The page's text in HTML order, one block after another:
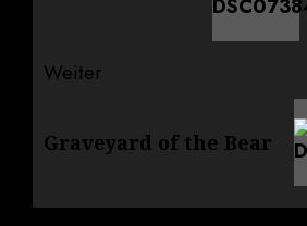
Weiter
Beitrag:
Graveyard of the Bear